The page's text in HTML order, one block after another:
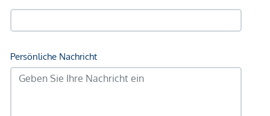
Gewähr erfolgen. Der Vermittler ist als Doppelmakler tätig.